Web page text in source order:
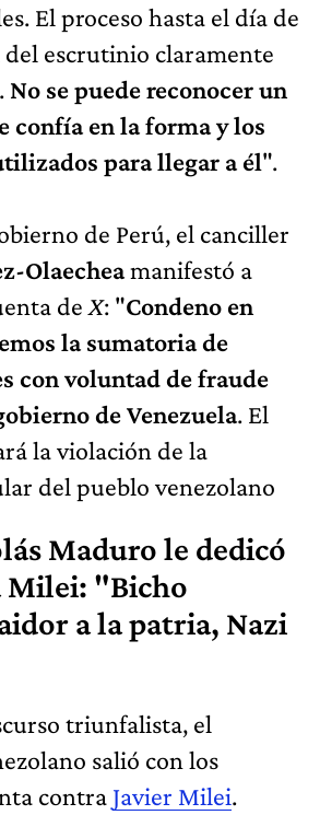
El proceso hasta el día de
del escrutinio claramente
No se puede reconocer un
confía en la forma y los
para llegar a él".
de Perú, el canciller
Olaecheamanifestó a
de X: "Condeno en
la sumatoria de
con voluntad de fraude
de Venezuela. El
la violación de la
del pueblo venezolano
Maduro le dedicó
"Bicho
a la patria, Nazi
triunfalista, el
salió con los
contra Javier Milei.